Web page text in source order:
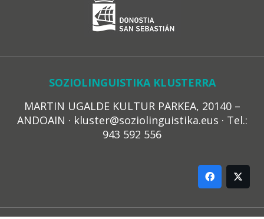
SOZIOLINGUISTIKA KLUSTERRA
MARTIN UGALDE KULTUR PARKEA, 20140 –
ANDOAIN · kluster@soziolinguistika.eus · Tel.:
943 592 556